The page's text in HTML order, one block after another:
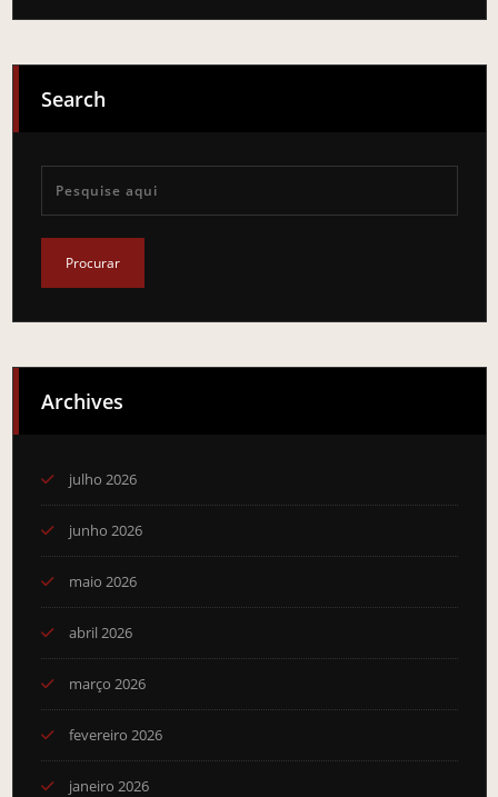
Search
Archives
julho 2026
junho 2026
maio 2026
abril 2026
março 2026
fevereiro 2026
janeiro 2026